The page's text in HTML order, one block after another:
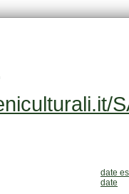
date
date